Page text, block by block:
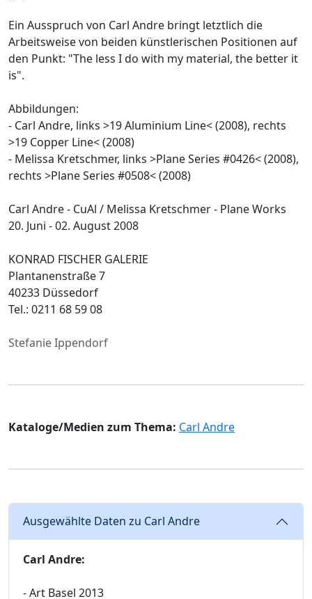
Ein Ausspruch von Carl Andre bringt letztlich die
Arbeitsweise von beiden künstlerischen Positionen auf
den Punkt: "The less I do with my material, the better it
is".
Abbildungen:
- Carl Andre, links >19 Aluminium Line< (2008), rechts
>19 Copper Line< (2008)
- Melissa Kretschmer, links >Plane Series #0426< (2008),
rechts >Plane Series #0508< (2008)
Carl Andre - CuAl / Melissa Kretschmer - Plane Works
20. Juni - 02. August 2008
KONRAD FISCHER GALERIE
Plantanenstraße 7
40233 Düssedorf
Tel.: 0211 68 59 08
Stefanie Ippendorf
Kataloge/Medien zum Thema: Carl Andre
Ausgewählte Daten zu Carl Andre
Carl Andre:
- Art Basel 2013